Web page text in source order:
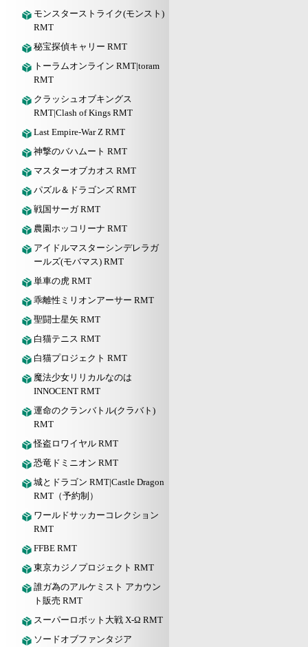
モンスターストライク(モンスト)
RMT
秘宝探偵キャリー RMT
トーラムオンライン RMT|toram
RMT
クラッシュオブキングス
RMT|Clash of Kings RMT
Last Empire-War Z RMT
神撃のバハムート RMT
マスターオブカオス RMT
パズル＆ドラゴンズ RMT
戦国サーガ RMT
農園ホッコリーナ RMT
アイドルマスターシンデレラガ
ールズ(モバマス) RMT
単車の虎 RMT
乖離性ミリオンアーサー RMT
聖闘士星矢 RMT
白猫テニス RMT
白猫プロジェクト RMT
魔法少女リリカルなのは
INNOCENT RMT
運命のクランバトル(クラバト)
RMT
怪盗ロワイヤル RMT
恐竜ドミニオン RMT
城とドラゴン RMT|Castle Dragon
RMT（予約制）
ワールドサッカーコレクション
RMT
FFBE RMT
東京カジノプロジェクト RMT
誰ガ為のアルケミスト アカウン
ト販売 RMT
スーパーロボット大戦 X-Ω RMT
ソードオブファンタジア